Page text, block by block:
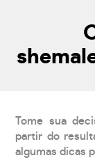
Tome sua
partir do
algumas dicas